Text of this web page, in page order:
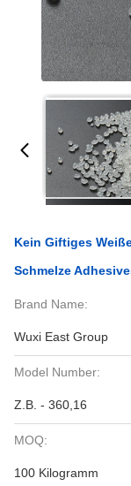
Kein Giftiges
Schmelze
Brand Name:
Wuxi East Group
Model Number:
Z.B. - 360,16
MOQ:
100 Kilogramm